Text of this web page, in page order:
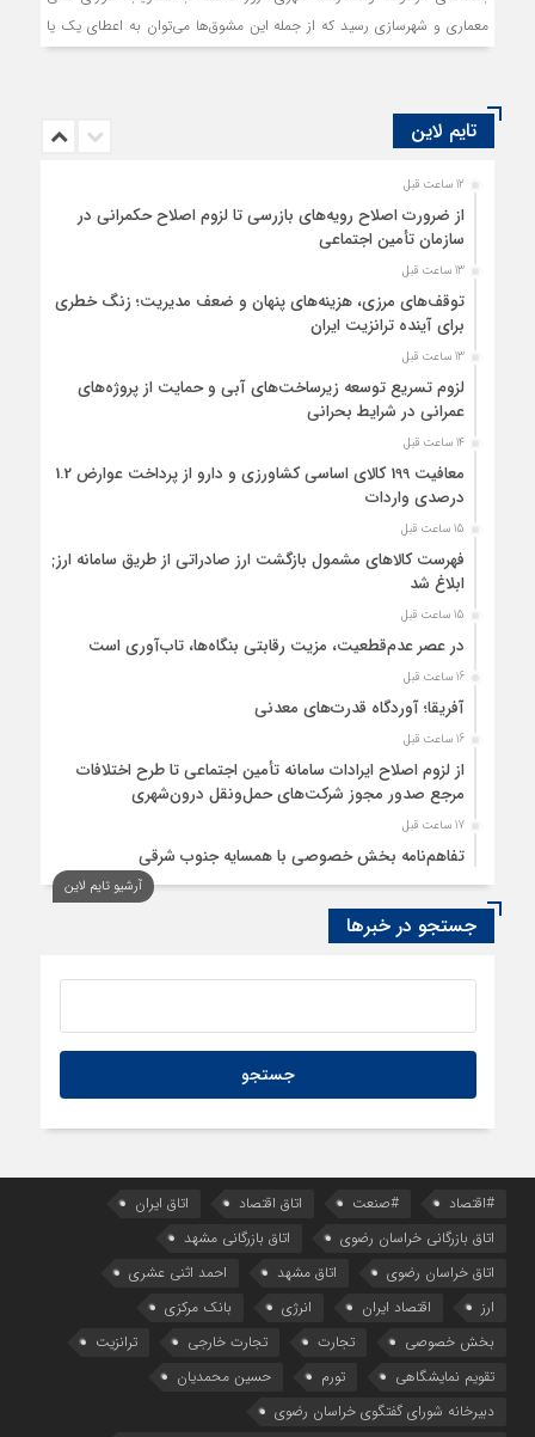
معماری و شهرسازی رسید که از جمله این مشوق‌‌ها می‌توان به اعطای یک یا
مساحت بالکن و تراس در محاسبه تراکم ساختمانی اشاره کرد.
تایم لاین
12 ساعت قبل
از ضرورت اصلاح رویه‌های بازرسی تا لزوم اصلاح حکمرانی در
سازمان تأمین اجتماعی
13 ساعت قبل
توقف‌های مرزی، هزینه‌های پنهان و ضعف مدیریت؛ زنگ خطری
برای آینده ترانزیت ایران
13 ساعت قبل
لزوم تسریع توسعه زیرساخت‌های آبی و حمایت از پروژه‌های
عمرانی در شرایط بحرانی
14 ساعت قبل
معافیت 199 کالای اساسی کشاورزی و دارو از پرداخت عوارض 1.2
درصدی واردات
15 ساعت قبل
فهرست کالاهای مشمول بازگشت ارز صادراتی از طریق سامانه ارزی
ابلاغ شد
15 ساعت قبل
در عصر عدم‌قطعیت، مزیت رقابتی بنگاه‌ها، تاب‌آوری است
16 ساعت قبل
آفریقا؛ آوردگاه قدرت‌های معدنی
16 ساعت قبل
از لزوم اصلاح ایرادات سامانه تأمین اجتماعی تا طرح اختلافات
مرجع صدور مجوز شرکت‌های حمل‌ونقل درون‌شهری
17 ساعت قبل
تفاهم‌نامه بخش خصوصی با همسایه جنوب شرقی
17 ساعت قبل
سود اقتصاد‌ها از هوش مصنوعی
آرشیو تایم لاین
جستجو در خبرها
#اقتصاد #صنعت اتاق اقتصاد
اتاق ایران
اتاق بازرگانی خراسان رضوی
اتاق بازرگانی مشهد
اتاق خراسان رضوی
اتاق مشهد
احمد اثنی عشری
ارز
اقتصاد ایران انرژی
بانک مرکزی
بخش خصوصی
تجارت تجارت خارجی
ترانزیت
تقویم نمایشگاهی
تورم
حسین محمدیان
دبیرخانه شورای گفتگوی خراسان رضوی